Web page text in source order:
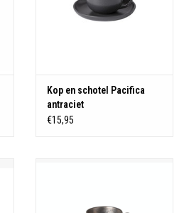
Kop en schotel Pacifica
antraciet
€15,95